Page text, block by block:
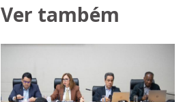
Ver também